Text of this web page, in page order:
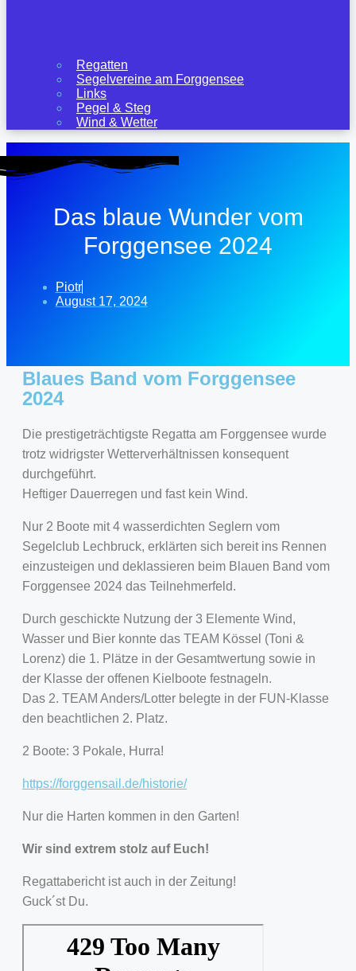
Regatten
Segelvereine am Forggensee
Links
Pegel & Steg
Wind & Wetter
Das blaue Wunder vom
Forggensee 2024
Piotr
August 17, 2024
Blaues Band vom Forggensee
2024
Die prestigeträchtigste Regatta am Forggensee wurde
trotz widrigster Wetterverhältnissen konsequent
durchgeführt.
Heftiger Dauerregen und fast kein Wind.
Nur 2 Boote mit 4 wasserdichten Seglern vom
Segelclub Lechbruck, erklärten sich bereit ins Rennen
einzusteigen und deklassieren beim Blauen Band vom
Forggensee 2024 das Teilnehmerfeld.
Durch geschickte Nutzung der 3 Elemente Wind,
Wasser und Bier konnte das TEAM Kössel (Toni &
Lorenz) die 1. Plätze in der Gesamtwertung sowie in
der Klasse der offenen Kielboote festnageln.
Das 2. TEAM Anders/Lotter belegte in der FUN-Klasse
den beachtlichen 2. Platz.
2 Boote: 3 Pokale, Hurra!
https://forggensail.de/historie/
Nur die Harten kommen in den Garten!
Wir sind extrem stolz auf Euch!
Regattabericht ist auch in der Zeitung!
Guck´st Du.